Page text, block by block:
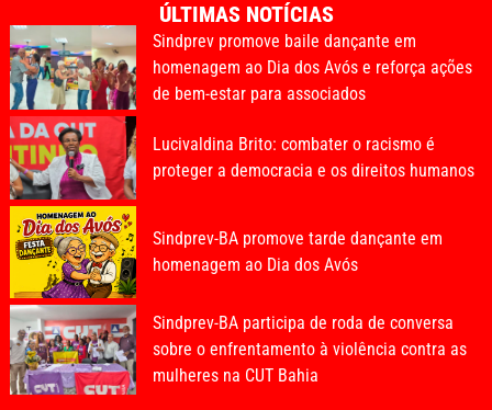
ÚLTIMAS NOTÍCIAS
Sindprev promove baile dançante em
homenagem ao Dia dos Avós e reforça ações
de bem-estar para associados
Lucivaldina Brito: combater o racismo é
proteger a democracia e os direitos humanos
Sindprev-BA promove tarde dançante em
homenagem ao Dia dos Avós
Sindprev-BA participa de roda de conversa
sobre o enfrentamento à violência contra as
mulheres na CUT Bahia